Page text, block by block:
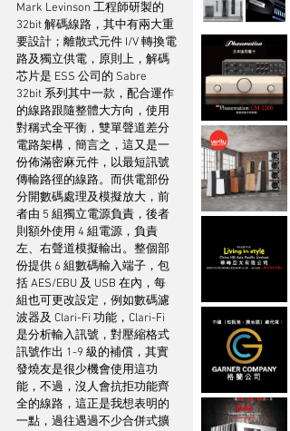
Mark Levinson 工程師研製的
32bit 解碼線路，其中有兩大重
要設計；離散式元件 I/V 轉換電
路及獨立供電，原則上，解碼
芯片是 ESS 公司的 Sabre
32bit 系列其中一款，配合運作
的線路跟隨整體大方向，使用
對稱式全平衡，雙單聲道差分
電路架構，簡言之，這又是一
份佈滿密麻元件，以最短訊號
傳輸路徑的線路。而供電部份
分開數碼處理及模擬放大，前
者由 5 組獨立電源負責，後者
則額外使用 4 組電源，負責
左、右聲道模擬輸出。整個部
份提供 6 組數碼輸入端子，包
括 AES/EBU 及 USB 在內，每
組也可更改設定，例如數碼濾
波器及 Clari-Fi 功能，Clari-Fi
是分析輸入訊號，對壓縮格式
訊號作出 1-9 級的補償，其實
發燒友是很少機會使用這功
能，不過，沒人會抗拒功能齊
全的線路，這正是我想表明的
一點，過往遇過不少合併式擴